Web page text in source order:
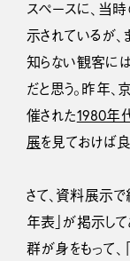
スペースに、当
示されているが、
知らない観客に
だと思う。昨年
催された1980年
展を見ておけば
さて、資料展示で
年表」が掲示し
群が身をもって、